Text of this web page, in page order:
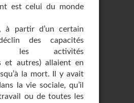
est celui du monde
à partir d’un certain
des capacités
les activités
et autres) allaient en
la mort. Il y avait
la vie sociale, qu’il
travail ou de toutes les